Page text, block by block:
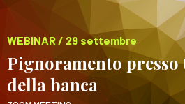
WEBINAR / 29 settembre
Pignoramento
della banca